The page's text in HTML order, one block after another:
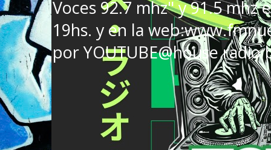
Voces 92.7 mhz" y 91.5 mhz
19hs. y en la
por YOUTUBE@house radio